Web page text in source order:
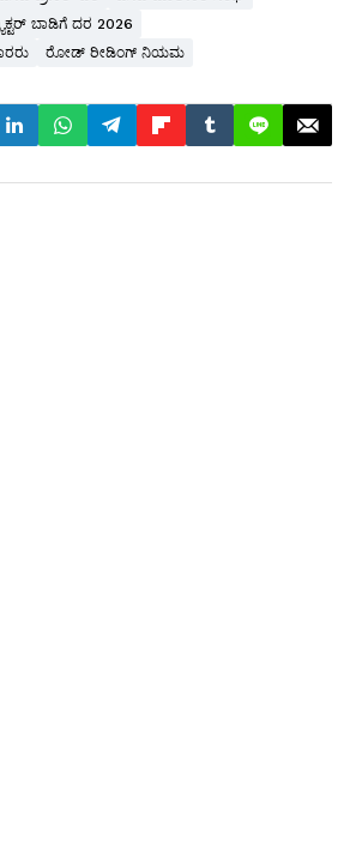
ಬಾಡಿಗೆ ದರ 2026
ರೋಡ್ ರೀಡಿಂಗ್ ನಿಯಮ